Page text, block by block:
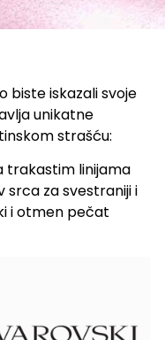
biste iskazali svoje
unikatne
strašću:
trakastim linijama
srca za svestraniji i
i otmen pečat